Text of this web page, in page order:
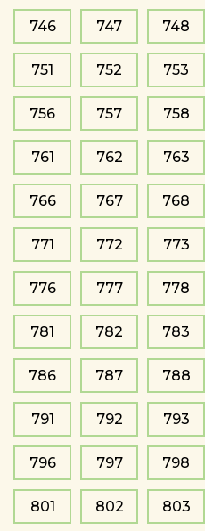
746 747 748
751 752 753
756 757 758
761 762 763
766 767 768
771 772 773
776 777 778
781 782 783
786 787 788
791 792 793
796 797 798
801 802 803